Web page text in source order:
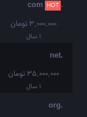
HOT
3,000,000 تومان
35,000,000 تومان